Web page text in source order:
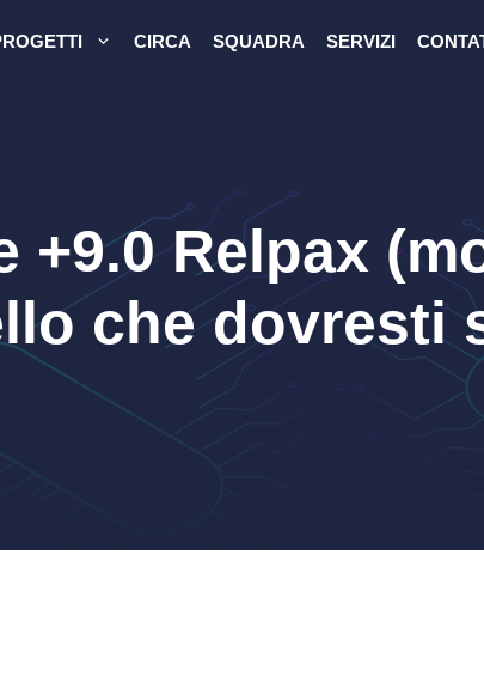
CIRCA SQUADRA SERVIZI
+9.0 Relpax
che dovresti